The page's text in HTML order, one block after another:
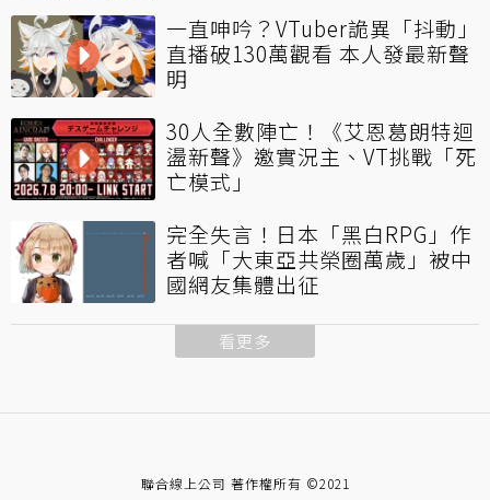
一直呻吟？VTuber詭異「抖動」
直播破130萬觀看 本人發最新聲
明
30人全數陣亡！《艾恩葛朗特迴
盪新聲》邀實況主、VT挑戰「死
亡模式」
完全失言！日本「黑白RPG」作
者喊「大東亞共榮圈萬歲」被中
國網友集體出征
看更多
聯合線上公司 著作權所有 ©2021